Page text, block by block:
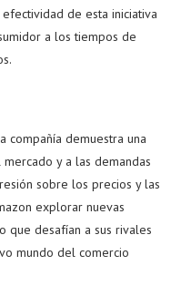
de esta iniciativa
a los tiempos de
compañía demuestra una
y a las demandas
sobre los precios y las
explorar nuevas
que desafían a sus rivales
mundo del comercio